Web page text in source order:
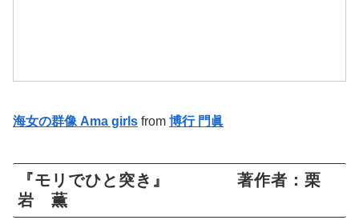
海女の群像 Ama girls from 博行 門眞
『モリでひと突き』 著作者：栗
岩 薫